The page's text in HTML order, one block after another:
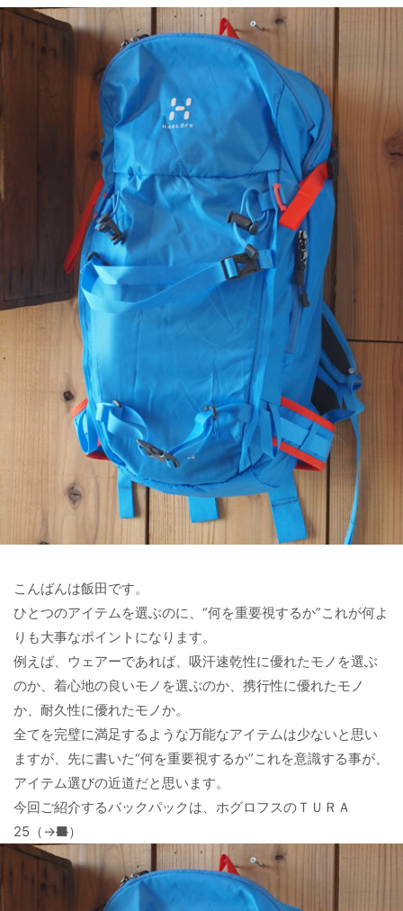
こんばんは飯田です。
ひとつのアイテムを選ぶのに、“何を重要視するか”これが何よ
りも大事なポイントになります。
例えば、ウェアーであれば、吸汗速乾性に優れたモノを選ぶ
のか、着心地の良いモノを選ぶのか、携行性に優れたモノ
か、耐久性に優れたモノか。
全てを完璧に満足するような万能なアイテムは少ないと思い
ますが、先に書いた“何を重要視するか”これを意識する事が、
アイテム選びの近道だと思います。
今回ご紹介するバックパックは、ホグロフスのＴＵＲＡ
25（→■）